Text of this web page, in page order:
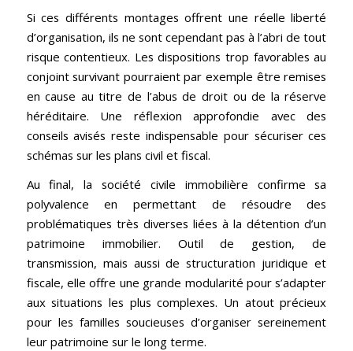
Si ces différents montages offrent une réelle liberté
d’organisation, ils ne sont cependant pas à l’abri de tout
risque contentieux. Les dispositions trop favorables au
conjoint survivant pourraient par exemple être remises
en cause au titre de l’abus de droit ou de la réserve
héréditaire. Une réflexion approfondie avec des
conseils avisés reste indispensable pour sécuriser ces
schémas sur les plans civil et fiscal.
Au final, la société civile immobilière confirme sa
polyvalence en permettant de résoudre des
problématiques très diverses liées à la détention d’un
patrimoine immobilier. Outil de gestion, de
transmission, mais aussi de structuration juridique et
fiscale, elle offre une grande modularité pour s’adapter
aux situations les plus complexes. Un atout précieux
pour les familles soucieuses d’organiser sereinement
leur patrimoine sur le long terme.